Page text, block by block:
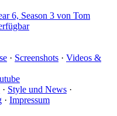
6, Season 3 von Tom
· Screenshots · Videos &
· Style und News ·
· Impressum